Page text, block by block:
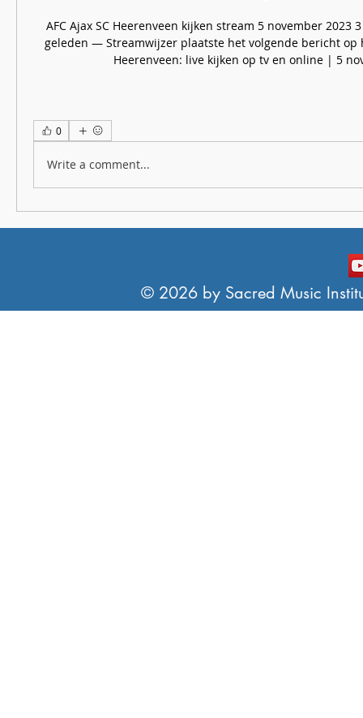
AFC Ajax SC Heerenveen kijken stream 5 november
geleden — Streamwijzer plaatste het volgende bericht op
Heerenveen: live kijken op tv en online | 5
0
Write a comment...
© 2026 by Sacred Music